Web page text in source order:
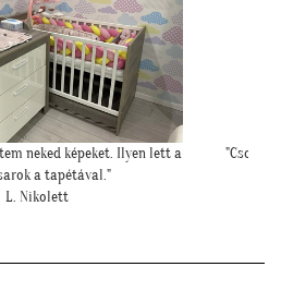
még szebb mint ahogy
gondoltam!"
L. Ilona